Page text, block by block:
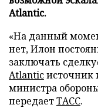
Atlantic.
«На данный
нет, Илон
заключать
Atlanticисточник
министра
передаетТАСС.